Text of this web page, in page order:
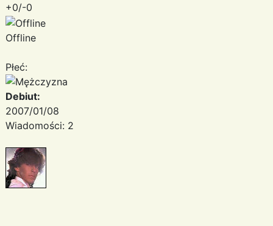
+0/-0
Offline
Płeć:
Debiut:
2007/01/08
Wiadomości: 2